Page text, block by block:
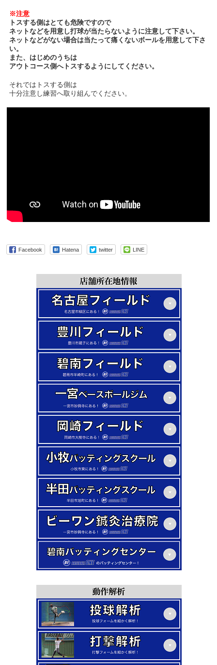
※注意
トスする側はとても危険ですので
ネットなどを用意し打球が当たらないように注意して下さい。
ネットなどがない場合は当たって痛くないボールを用意して下さ
い。
また、はじめのうちは
アウトコース側へトスするようにしてください。
それではトスする側は
十分注意し練習へ取り組んでください。
Facebook Hatena twitter LINE